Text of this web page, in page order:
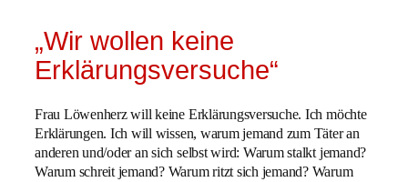
„Wir wollen keine
Erklärungsversuche“
Frau Löwenherz will keine Erklärungsversuche. Ich möchte
Erklärungen. Ich will wissen, warum jemand zum Täter an
anderen und/oder an sich selbst wird: Warum stalkt jemand?
Warum schreit jemand? Warum ritzt sich jemand? Warum